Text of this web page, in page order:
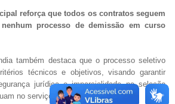
reforça que todos os contratos seguem
processo de demissão em curso
também destaca que o processo seletivo
técnicos e objetivos, visando garantir
jurídica e imparcialidade na seleção
no serviço público.